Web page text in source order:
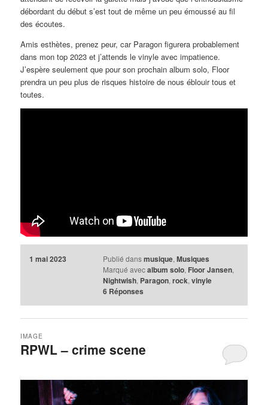
débordant du début s’est tout de même un peu émoussé au fil
des écoutes.
Amis esthètes, prenez peur, car Paragon figurera probablement
dans mon top 2023 et j’attends le vinyle avec impatience.
J’espère seulement que pour son prochain album solo, Floor
prendra un peu plus de risques histoire de nous éblouir tous et
toutes.
1 mai 2023 Publié dans musique, Musiques
Marqué avec album solo, Floor Jansen,
Nightwish, Paragon, rock, vinyle
6Réponses
RPWL – crime scene
IMAGE